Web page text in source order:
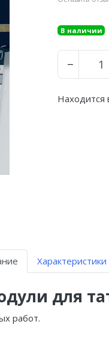
В наличии
−
Находится
Характеристики
для
работ.